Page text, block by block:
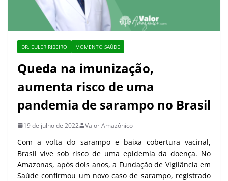
DR. EULER RIBEIRO MOMENTO SAÚDE
Queda na imunização,
aumenta risco de uma
pandemia de sarampo no Brasil
19 de julho de 2022 Valor Amazônico
Com a volta do sarampo e baixa cobertura vacinal,
Brasil vive sob risco de uma epidemia da doença. No
Amazonas, após dois anos, a Fundação de Vigilância em
Saúde confirmou um novo caso de sarampo, registrado